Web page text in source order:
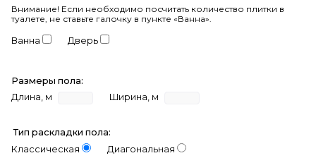
Внимание! Если необходимо посчитать количество плитки в
туалете, не ставьте галочку в пункте «Ванна».
Ванна Дверь
Размеры пола:
Длина, м
Ширина, м
Тип раскладки пола:
Классическая
Диагональная